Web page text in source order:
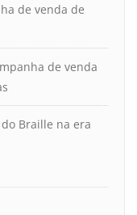
de venda de
de venda
do Braille na era